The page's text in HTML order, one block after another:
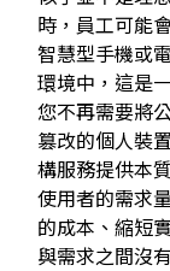
時，員工可能
智慧型手機或
環境中，這是
您不再需要將
篡改的個人裝
構服務提供本
使用者的需求
的成本、縮短
與需求之間沒